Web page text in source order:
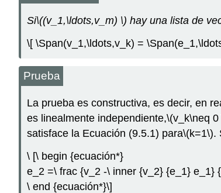
Si\((v_1,\ldots,v_m) \) hay una lista de
\[ \Span(v_1,\ldots,v_k) =
Prueba
La prueba es constructiva, es decir, en
es linealmente independiente,\(v_k\neq 0
satisface la Ecuación (9.5.1) para\(k=1\).
\ [\ begin {ecuación*}
e_2 =\ frac {v_2 -\ inner {v_2} {e_1} e_1}
\ end {ecuación*}\]